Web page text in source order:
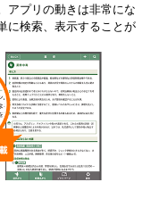
アプリの動きは非常にな
に検索、表示することが